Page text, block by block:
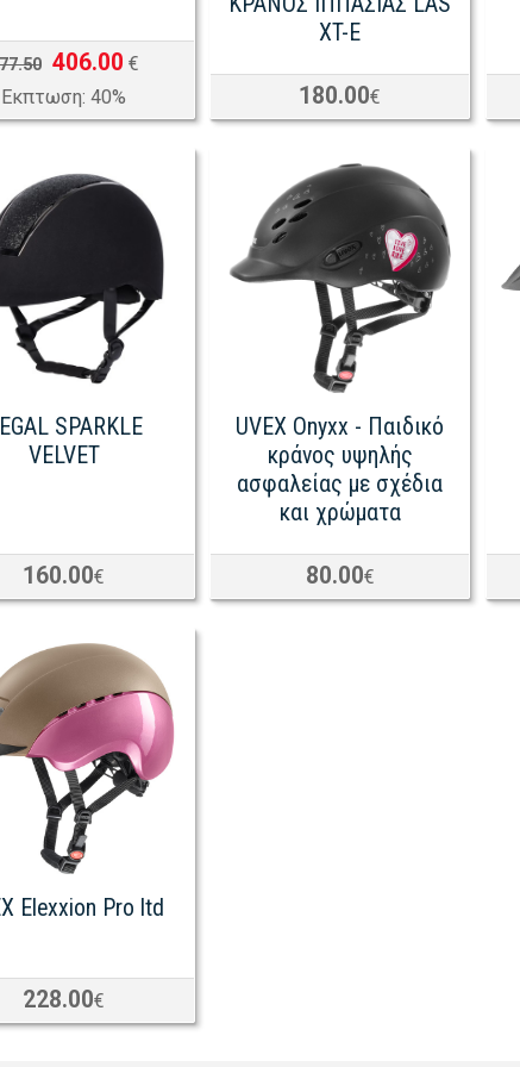
406.00 €
Eκπτωση: 40%
XT-E
180.00€
SPARKLE
VELVET
160.00€
UVEX Onyxx - Παιδικό
κράνος υψηλής
ασφαλείας με σχέδια
και χρώματα
80.00€
Elexxion Pro ltd
228.00€